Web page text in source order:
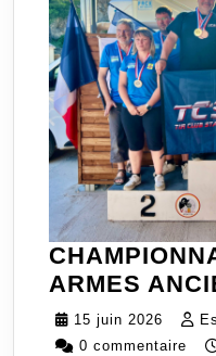
ARMES
15 juin 2026
15
juin
0 commentaire